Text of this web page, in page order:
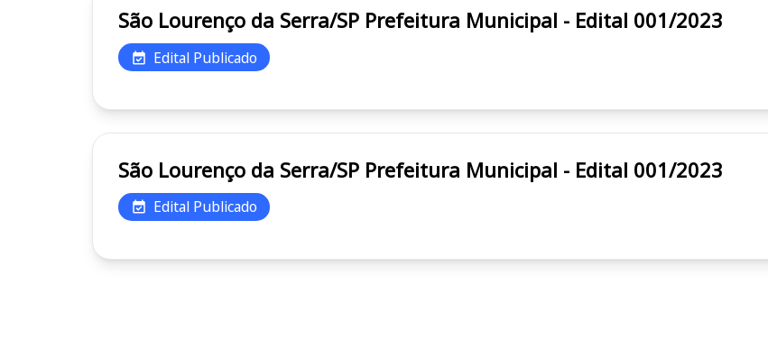
São Lourenço da Serra/SP Prefeitura Municipal - Edital 001/2023
Edital Publicado
São Lourenço da Serra/SP Prefeitura Municipal - Edital 001/2023
Edital Publicado